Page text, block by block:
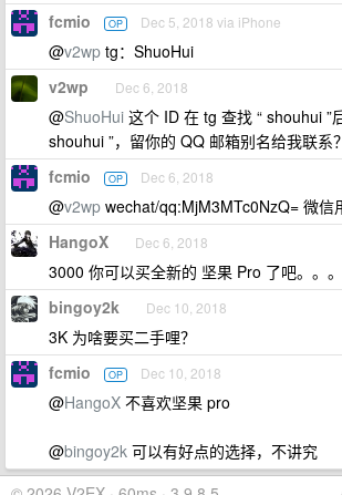
fcmio OP Dec 5, 2018 via iPhone
@v2wp tg：ShuoHui
v2wp Dec 6, 2018
@ShuoHui 这个 ID 在 tg 查找 “ shouhui ”
shouhui ”，留你的 QQ 邮箱别名给我联系？
fcmio OP Dec 6, 2018
@v2wp wechat/qq:MjM3MTc0NzQ= 微信
HangoX Dec 6, 2018
3000 你可以买全新的 坚果 Pro 了吧。。。
bingoy2k Dec 10, 2018
3K 为啥要买二手哩？
fcmio OP Dec 10, 2018
@HangoX 不喜欢坚果 pro
@bingoy2k 可以有好点的选择，不讲究